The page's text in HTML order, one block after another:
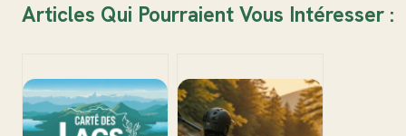
Articles Qui Pourraient Vous Intéresser :